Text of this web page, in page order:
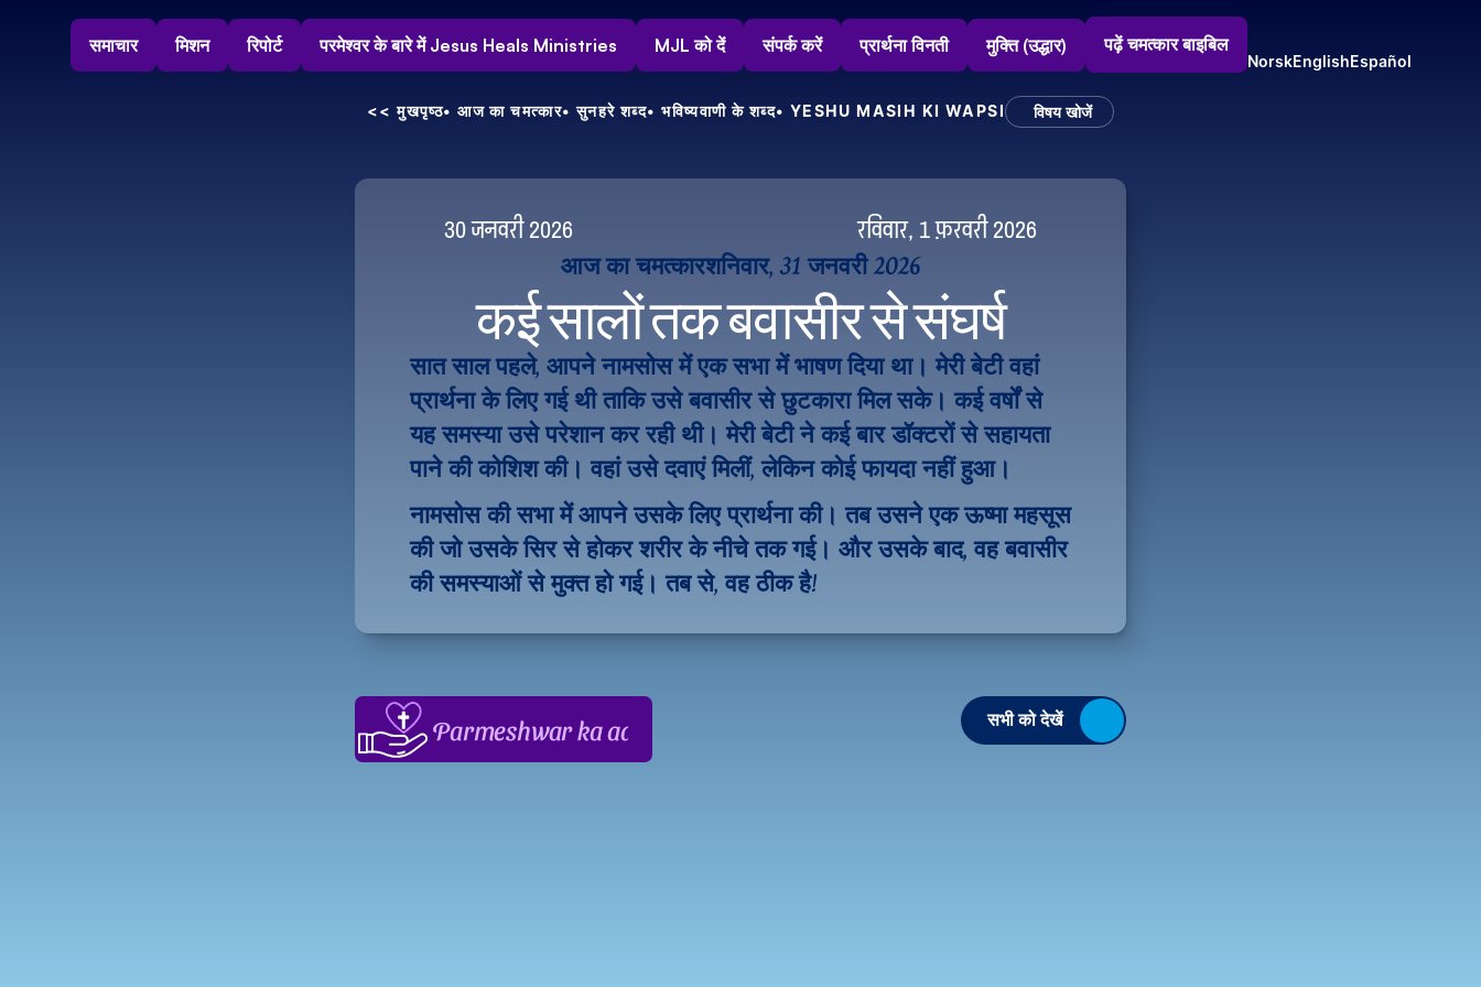
समाचार मिशन रिपोर्ट परमेश्वर के बारे में Jesus Heals Ministries MJL को दें संपर्क करें प्रार्थना विनती मुक्ति (उद्धार) पढ़ें चमत्कार बाइबिल
NorskEnglishEspañol
<< मुखपृष्ठ• आज का चमत्कार• सुनहरे शब्द• भविष्यवाणी के शब्द• YESHU MASIH KI WAPSI विषय खोजें
30 जनवरी 2026 रविवार, 1 फ़रवरी 2026
आज का चमत्कारशनिवार, 31 जनवरी 2026
कई सालों तक बवासीर से संघर्ष
सात साल पहले, आपने नामसोस में एक सभा में भाषण दिया था। मेरी बेटी वहां
प्रार्थना के लिए गई थी ताकि उसे बवासीर से छुटकारा मिल सके। कई वर्षों से
यह समस्या उसे परेशान कर रही थी। मेरी बेटी ने कई बार डॉक्टरों से सहायता
पाने की कोशिश की। वहां उसे दवाएं मिलीं, लेकिन कोई फायदा नहीं हुआ।
नामसोस की सभा में आपने उसके लिए प्रार्थना की। तब उसने एक ऊष्मा महसूस
की जो उसके सिर से होकर शरीर के नीचे तक गई। और उसके बाद, वह बवासीर
की समस्याओं से मुक्त हो गई। तब से, वह ठीक है!
Parmeshwar ka aabhar, aapke samarthan ke liye! सभी को देखें